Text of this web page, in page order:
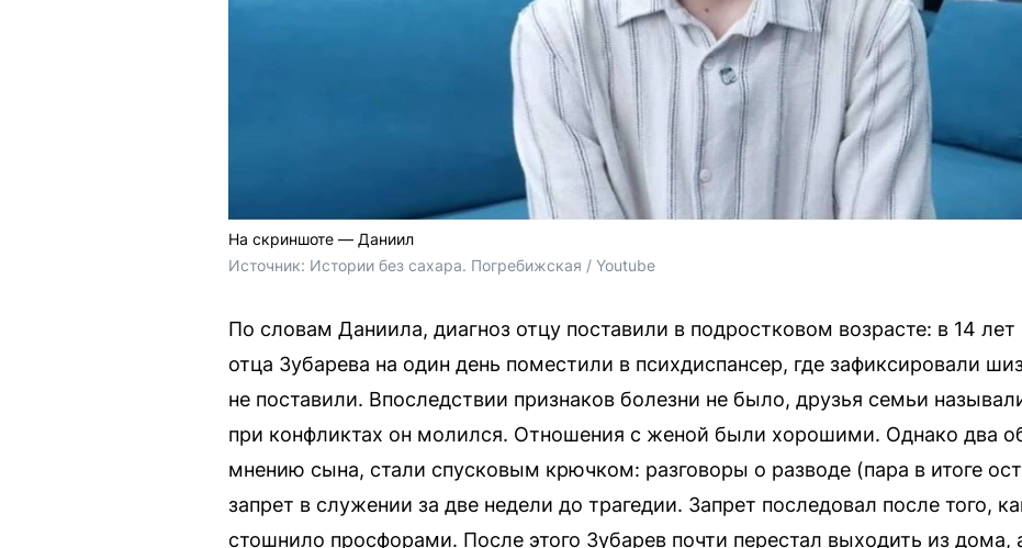
На скриншоте — Даниил
Источник: Истории без сахара. Погребижская / Youtube
По словам Даниила, диагноз отцу поставили в подростковом возрасте: в 14 лет
отца Зубарева на один день поместили в психдиспансер, где зафиксировали
не поставили. Впоследствии признаков болезни не было, друзья семьи
при конфликтах он молился. Отношения с женой были хорошими. Однако два
мнению сына, стали спусковым крючком: разговоры о разводе (пара в итоге
запрет в служении за две недели до трагедии. Запрет последовал после того,
стошнило просфорами. После этого Зубарев почти перестал выходить из дома,